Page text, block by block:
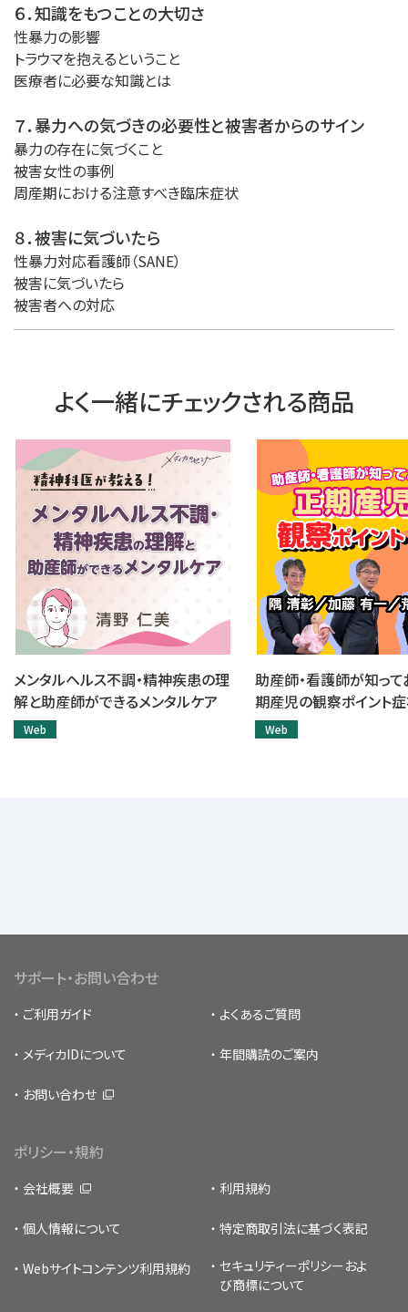
６．知識をもつことの大切さ
性暴力の影響
トラウマを抱えるということ
医療者に必要な知識とは
７．暴力への気づきの必要性と被害者からのサイン
暴力の存在に気づくこと
被害女性の事例
周産期における注意すべき臨床症状
８．被害に気づいたら
性暴力対応看護師（SANE）
被害に気づいたら
被害者への対応
よく一緒にチェックされる商品
メンタルヘルス不調・精神疾患の理
解と助産師ができるメンタルケア
Web
助産師・看護師が知っ
期産児の観察ポイント
Web
サポート・お問い合わせ
ご利用ガイド よくあるご質問
メディカIDについて 年間購読のご案内
お問い合わせ
ポリシー・規約
会社概要 利用規約
個人情報について 特定商取引法に基づく表記
Webサイトコンテンツ利用規約 セキュリティーポリシー およ
び商標について